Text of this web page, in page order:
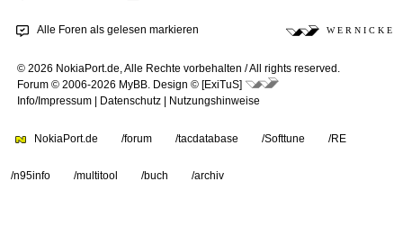
Alle Foren als gelesen markieren W E R N I C K E
© 2026 NokiaPort.de, Alle Rechte vorbehalten /All rights reserved.
Forum © 2006-2026 MyBB
Design © [ExiTuS]
Info/Impressum
Datenschutz Nutzungshinweise
NokiaPort.de /forum /tacdatabase /Softtune /RE
/n95info /multitool /buch /archiv